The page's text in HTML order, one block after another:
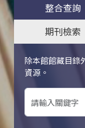
整合查詢
期刊檢索
除本館館藏目錄
資源。
關鍵字搜尋